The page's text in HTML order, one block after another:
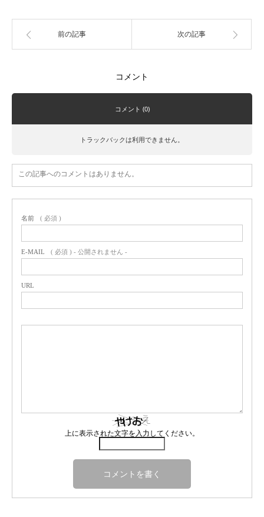
前の記事 次の記事
コメント
コメント (0)
トラックバックは利用できません。
この記事へのコメントはありません。
名前 ( 必須 )
E-MAIL ( 必須 ) - 公開されません -
URL
上に表示された文字を入力してください。